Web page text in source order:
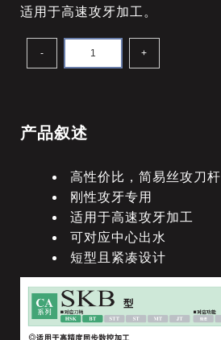
适用于高速攻牙加工。
- +
产品叙述
高性价比，简易丝攻刀杆
刚性攻牙专用
适用于高速攻牙加工
可对应中心出水
短型且紧凑设计